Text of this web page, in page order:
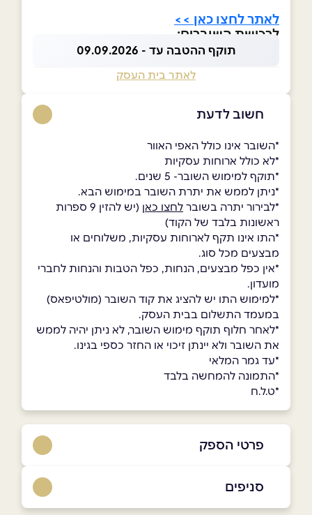
לאתר לחצו כאן >>
לרכישת השוברים:
תוקף ההטבה עד - 09.09.2026
לאתר בית העסק
חשוב לדעת
*השובר אינו כולל האפי האוור
*לא כולל ארוחות עסקיות
*תוקף למימוש השובר- 5 שנים.
*ניתן לממש את יתרת השובר במימוש הבא.
*לבירור יתרה בשובר לחצו כאן
(יש להזין 9 ספרות
ראשונות בלבד של הקוד)
*התו אינו תקף לארוחות עסקיות, משלוחים או
מבצעים מכל סוג.
*אין כפל מבצעים, הנחות, כפל הטבות והנחות לחברי
מועדון.
*למימוש התו יש להציג את קוד השובר (מולטיפאס)
במעמד התשלום בבית העסק.
*לאחר חלוף תוקף מימוש השובר, לא ניתן יהיה לממש
את השובר ולא יינתן זיכוי או החזר כספי בגינו.
*עד גמר המלאי
*התמונה להמחשה בלבד
*ט.ל.ח
פרטי הספק
באתר בפייסבוק באינסטגרם
סניפים